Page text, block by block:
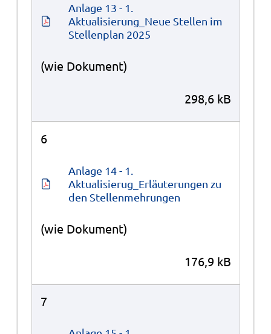
Anlage 13 - 1.
Aktualisierung_Neue Stellen im
Stellenplan 2025
(wie Dokument)
298,6 kB
6
Anlage 14 - 1.
Aktualisierug_Erläuterungen zu
den Stellenmehrungen
(wie Dokument)
176,9 kB
7